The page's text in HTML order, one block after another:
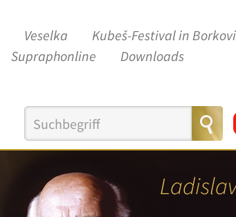
Veselka
Kubeš-Festival in
Supraphonline Downloads